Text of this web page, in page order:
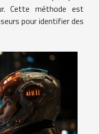
Cette méthode est
pour identifier des